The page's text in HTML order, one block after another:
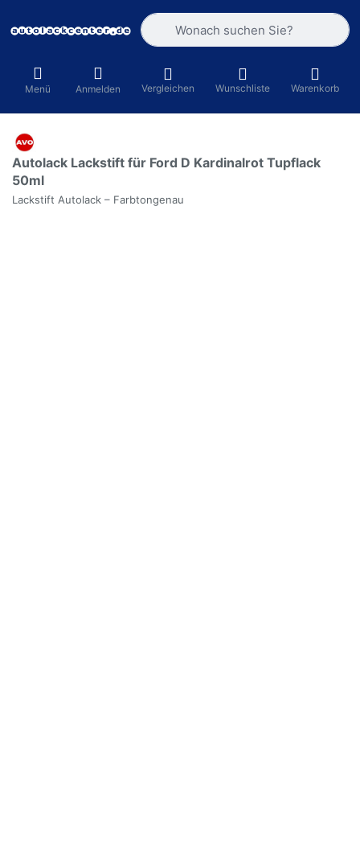
Geben Sie einen Suchbegriff ein.
Menü Anmelden Vergleichen Wunschliste Warenkorb
Autolack Lackstift für Ford D Kardinalrot Tupflack
50ml
Lackstift Autolack – Farbtongenau